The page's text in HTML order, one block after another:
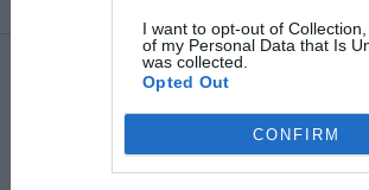
I want to opt-out of
of my Personal Data that Is
was collected.
Opted Out
CONFIRM